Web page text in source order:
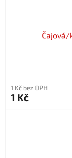
Čajová/
1 Kč bez DPH
1 Kč